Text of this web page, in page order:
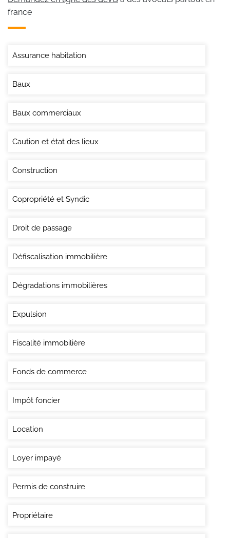
france
Assurance habitation
Baux
Baux commerciaux
Caution et état des lieux
Construction
Copropriété et Syndic
Droit de passage
Défiscalisation immobilière
Dégradations immobilières
Expulsion
Fiscalité immobilière
Fonds de commerce
Impôt foncier
Location
Loyer impayé
Permis de construire
Propriétaire